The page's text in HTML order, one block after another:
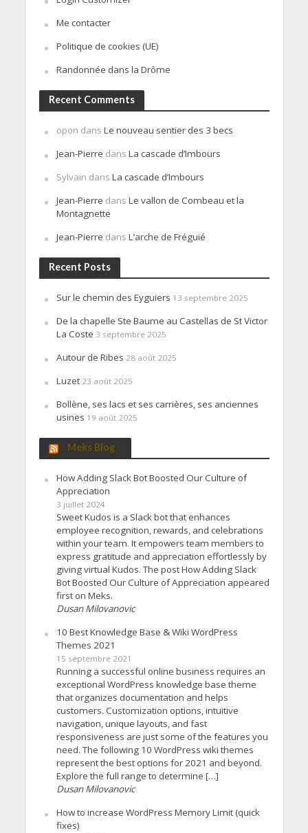
Me contacter
Politique de cookies (UE)
Randonnée dans la Drôme
Recent Comments
opon dans Le nouveau sentier des 3 becs
Jean-Pierre dans La cascade d’Imbours
Sylvain dans La cascade d’Imbours
Jean-Pierre dans Le vallon de Combeau et la
Montagnette
Jean-Pierre dans L’arche de Fréguié
Recent Posts
Sur le chemin des Eyguiers 13 septembre 2025
De la chapelle Ste Baume au Castellas de St Victor
La Coste 3 septembre 2025
Autour de Ribes 28 août 2025
Luzet 23 août 2025
Bollène, ses lacs et ses carrières, ses anciennes
usines 19 août 2025
Meks Blog
How Adding Slack Bot Boosted Our Culture of
Appreciation
3 juillet 2024
Sweet Kudos is a Slack bot that enhances
employee recognition, rewards, and celebrations
within your team. It empowers team members to
express gratitude and appreciation effortlessly by
giving virtual Kudos. The post How Adding Slack
Bot Boosted Our Culture of Appreciation appeared
first on Meks.
Dusan Milovanovic
10 Best Knowledge Base & Wiki WordPress
Themes 2021
15 septembre 2021
Running a successful online business requires an
exceptional WordPress knowledge base theme
that organizes documentation and helps
customers. Customization options, intuitive
navigation, unique layouts, and fast
responsiveness are just some of the features you
need. The following 10 WordPress wiki themes
represent the best options for 2021 and beyond.
Explore the full range to determine […]
Dusan Milovanovic
How to increase WordPress Memory Limit (quick
fixes)